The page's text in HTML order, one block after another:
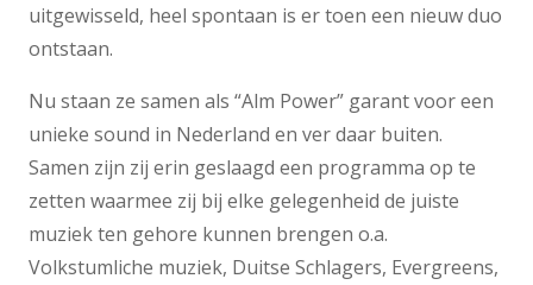
uitgewisseld, heel spontaan is er toen een nieuw duo
ontstaan.
Nu staan ze samen als “Alm Power” garant voor een
unieke sound in Nederland en ver daar buiten.
Samen zijn zij erin geslaagd een programma op te
zetten waarmee zij bij elke gelegenheid de juiste
muziek ten gehore kunnen brengen o.a.
Volkstumliche muziek, Duitse Schlagers, Evergreens,